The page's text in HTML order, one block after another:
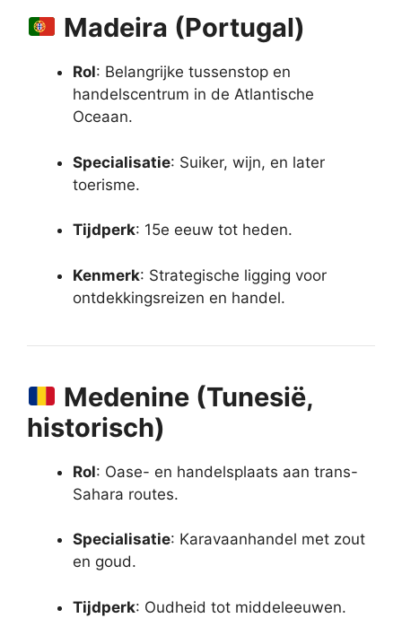
Madeira (Portugal)
Rol: Belangrijke tussenstop en
handelscentrum in de Atlantische
Oceaan.
Specialisatie: Suiker, wijn, en later
toerisme.
Tijdperk: 15e eeuw tot heden.
Kenmerk: Strategische ligging voor
ontdekkingsreizen en handel.
Medenine (Tunesië,
historisch)
Rol: Oase- en handelsplaats aan trans-
Sahara routes.
Specialisatie: Karavaanhandel met zout
en goud.
Tijdperk: Oudheid tot middeleeuwen.